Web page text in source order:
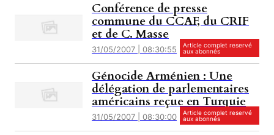
Conférence de presse
commune du CCAF, du CRIF
et de C. Masse
31/05/2007 | 08:30:55
Article complet reservé
aux abonnés
Génocide Arménien : Une
délégation de parlementaires
américains reçue en Turquie
31/05/2007 | 08:30:00
Article complet reservé
aux abonnés